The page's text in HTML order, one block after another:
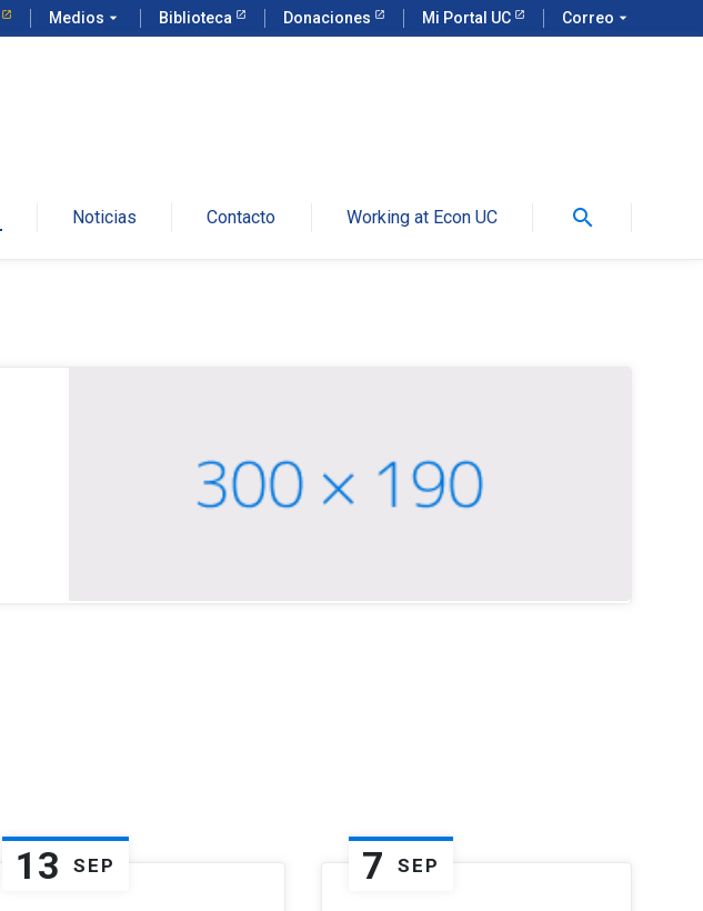
Medios arrow_drop_down Biblioteca Donaciones Mi Portal UC Correo arrow_drop_down
Noticias Contacto Working at Econ UC search
13 SEP 7 SEP